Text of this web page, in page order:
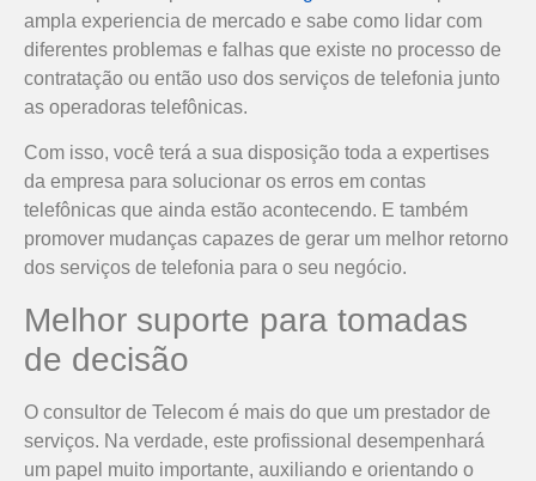
ampla experiencia de mercado e sabe como lidar com
diferentes problemas e falhas que existe no processo de
contratação ou então uso dos serviços de telefonia junto
as operadoras telefônicas.
Com isso, você terá a sua disposição toda a expertises
da empresa para solucionar os erros em contas
telefônicas que ainda estão acontecendo. E também
promover mudanças capazes de gerar um melhor retorno
dos serviços de telefonia para o seu negócio.
Melhor suporte para tomadas
de decisão
O consultor de Telecom é mais do que um prestador de
serviços. Na verdade, este profissional desempenhará
um papel muito importante, auxiliando e orientando o